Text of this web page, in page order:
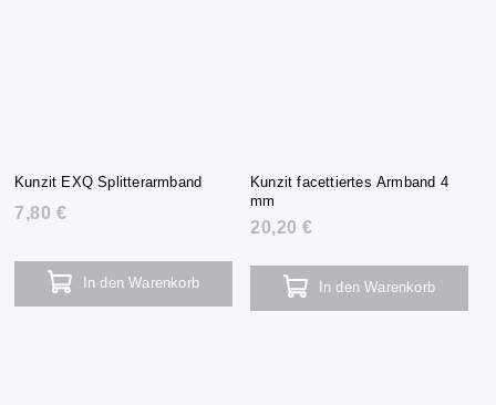
Kunzit EXQ Splitterarmband
7,80 €
In den Warenkorb
Kunzit facettiertes Armband 4
mm
20,20 €
In den Warenkorb